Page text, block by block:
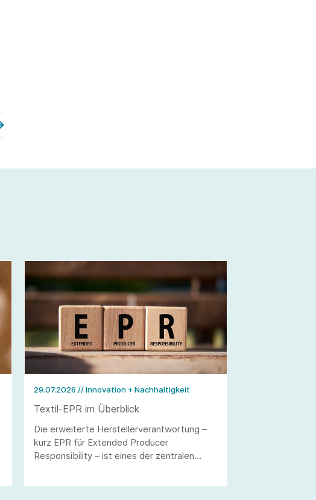
29.07.2026// Innovation + Nachhaltigkeit
Textil-EPR im Überblick
Die erweiterte Herstellerverantwortung –
kurz EPR für Extended Producer
Responsibility – ist eines der zentralen